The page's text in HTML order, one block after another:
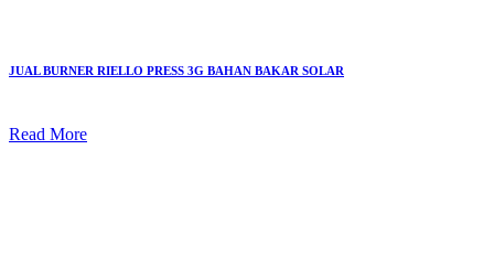
JUAL BURNER RIELLO PRESS 3G BAHAN BAKAR SOLAR
Read More